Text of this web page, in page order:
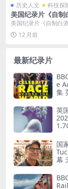
历史人文 科技探
美国纪录片《自制
Moonshine 2014
1080P/MP4/1.1G
古怪技术
美国纪录片《自制白
（Moonshine 2014）
酿烈酒“摩...
12 月前
最新纪录片
e
集
英
国
幕